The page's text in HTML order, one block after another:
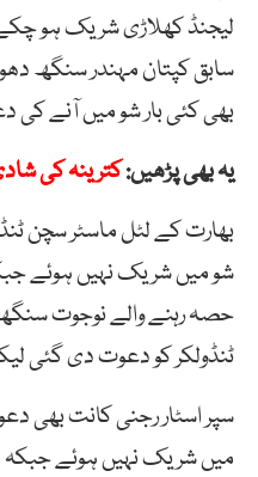
لیجنڈ کھلاڑی شریک ہو
سابق کپتان مہندر سنگھ
بھی کئی بار شو میں آنے
یہ بھی پڑھیں:کترینہ کی
بھارت کے لٹل ماسٹر سچن
شو میں شریک نہیں ہوئے
حصہ رہنے والے نوجوت
ٹنڈولکر کو دعوت دی گئی
سپر اسٹار رجنی کانت بھی
میں شریک نہیں ہوئے جبکہ